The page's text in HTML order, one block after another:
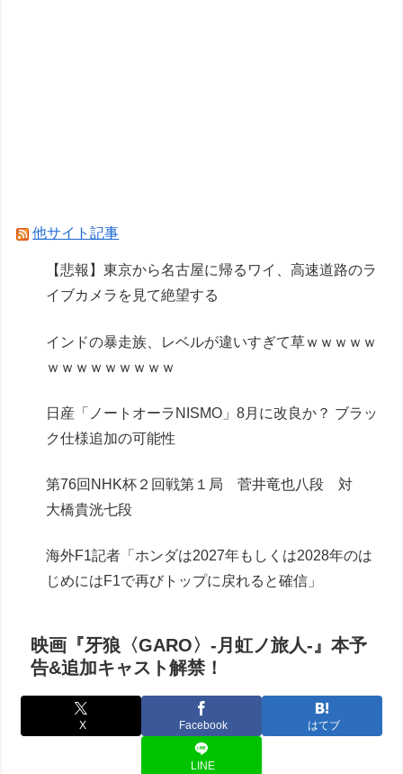
他サイト記事
【悲報】東京から名古屋に帰るワイ、高速道路のラ
イブカメラを見て絶望する
インドの暴走族、レベルが違いすぎて草ｗｗｗｗｗ
ｗｗｗｗｗｗｗｗｗ
日産「ノートオーラNISMO」8月に改良か？ ブラッ
ク仕様追加の可能性
第76回NHK杯２回戦第１局 菅井竜也八段 対
大橋貴洸七段
海外F1記者「ホンダは2027年もしくは2028年のは
じめにはF1で再びトップに戻れると確信」
映画『牙狼〈GARO〉-月虹ノ旅人-』本予
告&追加キャスト解禁！
X Facebook はてブ
LINE